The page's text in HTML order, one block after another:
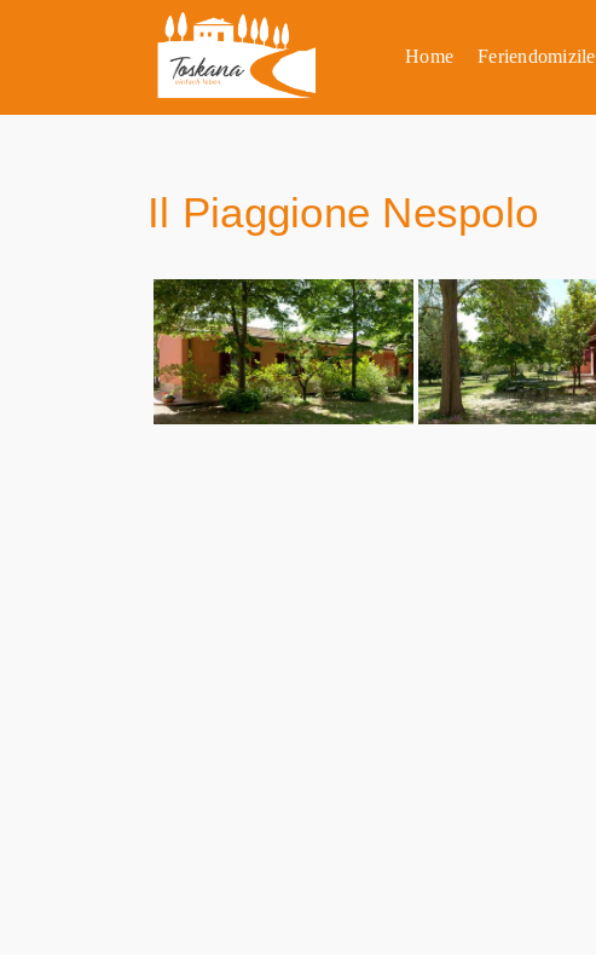
Home Feriendomizile
Il Piaggione Nespolo